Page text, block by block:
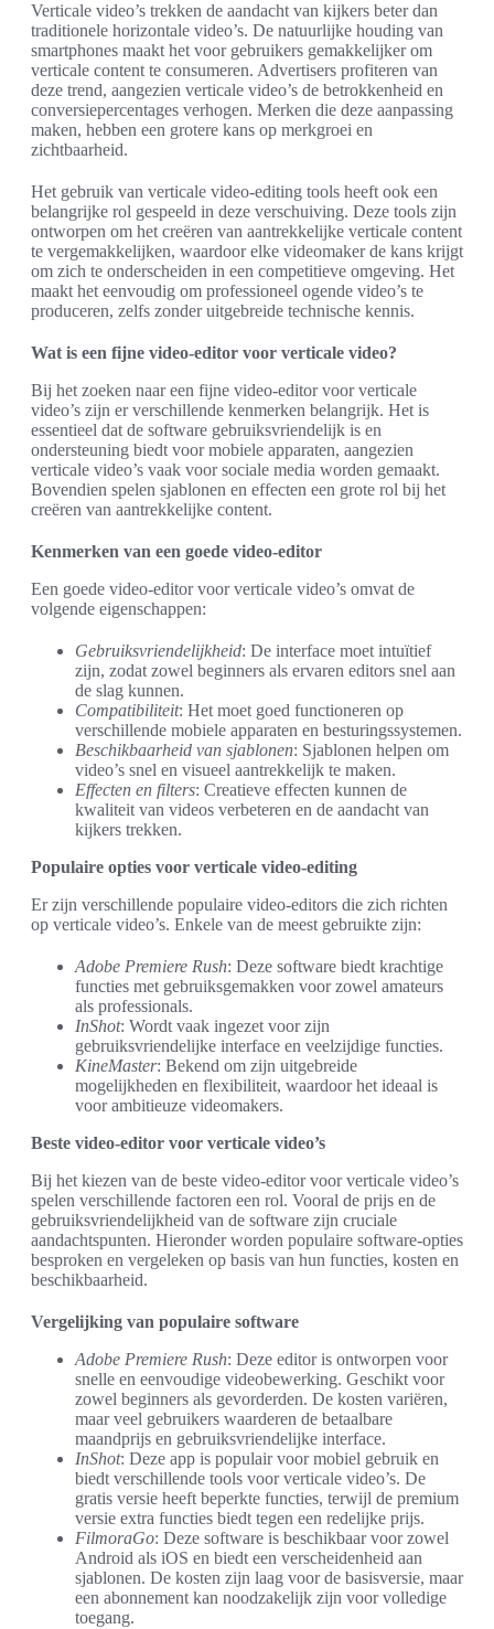
Verticale video’s trekken de aandacht van kijkers beter dan
traditionele horizontale video’s. De natuurlijke houding van
smartphones maakt het voor gebruikers gemakkelijker om
verticale content te consumeren. Advertisers profiteren van
deze trend, aangezien verticale video’s de betrokkenheid en
conversiepercentages verhogen. Merken die deze aanpassing
maken, hebben een grotere kans op merkgroei en
zichtbaarheid.
Het gebruik van verticale video-editing tools heeft ook een
belangrijke rol gespeeld in deze verschuiving. Deze tools zijn
ontworpen om het creëren van aantrekkelijke verticale content
te vergemakkelijken, waardoor elke videomaker de kans krijgt
om zich te onderscheiden in een competitieve omgeving. Het
maakt het eenvoudig om professioneel ogende video’s te
produceren, zelfs zonder uitgebreide technische kennis.
Wat is een fijne video-editor voor verticale video?
Bij het zoeken naar een fijne video-editor voor verticale
video’s zijn er verschillende kenmerken belangrijk. Het is
essentieel dat de software gebruiksvriendelijk is en
ondersteuning biedt voor mobiele apparaten, aangezien
verticale video’s vaak voor sociale media worden gemaakt.
Bovendien spelen sjablonen en effecten een grote rol bij het
creëren van aantrekkelijke content.
Kenmerken van een goede video-editor
Een goede video-editor voor verticale video’s omvat de
volgende eigenschappen:
Gebruiksvriendelijkheid: De interface moet intuïtief
zijn, zodat zowel beginners als ervaren editors snel aan
de slag kunnen.
Compatibiliteit: Het moet goed functioneren op
verschillende mobiele apparaten en besturingssystemen.
Beschikbaarheid van sjablonen: Sjablonen helpen om
video’s snel en visueel aantrekkelijk te maken.
Effecten en filters: Creatieve effecten kunnen de
kwaliteit van videos verbeteren en de aandacht van
kijkers trekken.
Populaire opties voor verticale video-editing
Er zijn verschillende populaire video-editors die zich richten
op verticale video’s. Enkele van de meest gebruikte zijn:
Adobe Premiere Rush: Deze software biedt krachtige
functies met gebruiksgemakken voor zowel amateurs
als professionals.
InShot: Wordt vaak ingezet voor zijn
gebruiksvriendelijke interface en veelzijdige functies.
KineMaster: Bekend om zijn uitgebreide
mogelijkheden en flexibiliteit, waardoor het ideaal is
voor ambitieuze videomakers.
Beste video-editor voor verticale video’s
Bij het kiezen van de beste video-editor voor verticale video’s
spelen verschillende factoren een rol. Vooral de prijs en de
gebruiksvriendelijkheid van de software zijn cruciale
aandachtspunten. Hieronder worden populaire software-opties
besproken en vergeleken op basis van hun functies, kosten en
beschikbaarheid.
Vergelijking van populaire software
Adobe Premiere Rush: Deze editor is ontworpen voor
snelle en eenvoudige videobewerking. Geschikt voor
zowel beginners als gevorderden. De kosten variëren,
maar veel gebruikers waarderen de betaalbare
maandprijs en gebruiksvriendelijke interface.
InShot: Deze app is populair voor mobiel gebruik en
biedt verschillende tools voor verticale video’s. De
gratis versie heeft beperkte functies, terwijl de premium
versie extra functies biedt tegen een redelijke prijs.
FilmoraGo: Deze software is beschikbaar voor zowel
Android als iOS en biedt een verscheidenheid aan
sjablonen. De kosten zijn laag voor de basisversie, maar
een abonnement kan noodzakelijk zijn voor volledige
toegang.